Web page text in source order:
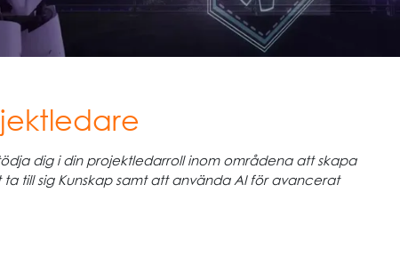
dig i din projektledarroll inom områdena att skapa
till sig Kunskap samt att använda AI för avancerat